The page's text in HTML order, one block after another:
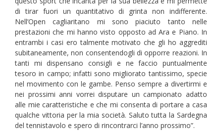
di tirar fuori un quantitativo di grinta non indifferente.
Nell’Open cagliaritano mi sono piaciuto tanto nelle
prestazioni che mi hanno visto opposto ad Ara e Piano. In
entrambi i casi ero talmente motivato che gli ho aggrediti
subitaneamente, non consentendogli di opporre reazioni. In
tanti mi dispensano consigli e ne faccio puntualmente
tesoro in campo; infatti sono migliorato tantissimo, specie
nel movimento con le gambe. Penso sempre a divertirmi e
nei prossimi anni vorrei disputare un campionato adatto
alle mie caratteristiche e che mi consenta di portare a casa
qualche vittoria per la mia società. Saluto tutta la Sardegna
del tennistavolo e spero di rincontrarci l’anno prossimo”.